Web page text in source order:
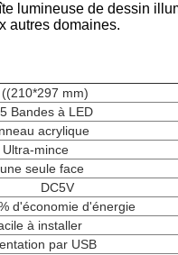
lumineuse de dessin
autres domaines.
mm)
Bandes à LED
acrylique
Ultra-mince
seule face
DC5V
d'économie d'énergie
à installer
par USB